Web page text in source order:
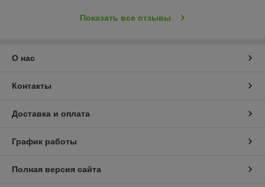
Показать все отзывы
О нас
Контакты
Доставка и оплата
График работы
Полная версия сайта